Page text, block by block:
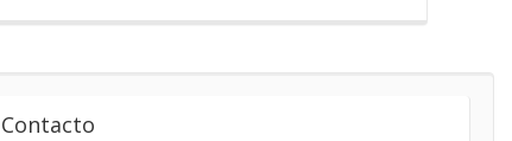
Contacto